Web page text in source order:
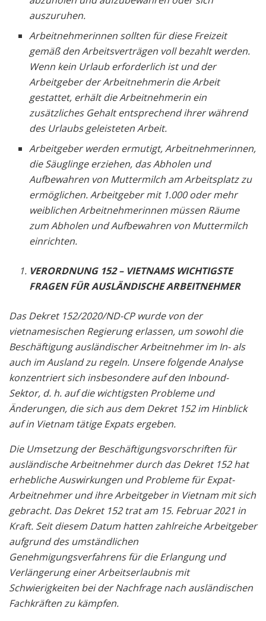
auszuruhen.
Arbeitnehmerinnen sollten für diese Freizeit
gemäß den Arbeitsverträgen voll bezahlt werden.
Wenn kein Urlaub erforderlich ist und der
Arbeitgeber der Arbeitnehmerin die Arbeit
gestattet, erhält die Arbeitnehmerin ein
zusätzliches Gehalt entsprechend ihrer während
des Urlaubs geleisteten Arbeit.
Arbeitgeber werden ermutigt, Arbeitnehmerinnen,
die Säuglinge erziehen, das Abholen und
Aufbewahren von Muttermilch am Arbeitsplatz zu
ermöglichen. Arbeitgeber mit 1.000 oder mehr
weiblichen Arbeitnehmerinnen müssen Räume
zum Abholen und Aufbewahren von Muttermilch
einrichten.
VERORDNUNG 152 – VIETNAMS WICHTIGSTE
FRAGEN FÜR AUSLÄNDISCHE ARBEITNEHMER
Das Dekret 152/2020/ND-CP wurde von der
vietnamesischen Regierung erlassen, um sowohl die
Beschäftigung ausländischer Arbeitnehmer im In- als
auch im Ausland zu regeln. Unsere folgende Analyse
konzentriert sich insbesondere auf den Inbound-
Sektor, d. h. auf die wichtigsten Probleme und
Änderungen, die sich aus dem Dekret 152 im Hinblick
auf in Vietnam tätige Expats ergeben.
Die Umsetzung der Beschäftigungsvorschriften für
ausländische Arbeitnehmer durch das Dekret 152 hat
erhebliche Auswirkungen und Probleme für Expat-
Arbeitnehmer und ihre Arbeitgeber in Vietnam mit sich
gebracht. Das Dekret 152 trat am 15. Februar 2021 in
Kraft. Seit diesem Datum hatten zahlreiche Arbeitgeber
aufgrund des umständlichen
Genehmigungsverfahrens für die Erlangung und
Verlängerung einer Arbeitserlaubnis mit
Schwierigkeiten bei der Nachfrage nach ausländischen
Fachkräften zu kämpfen.